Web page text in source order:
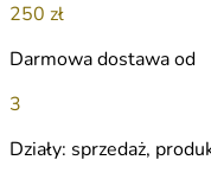
250 zł
Darmowa dostawa od
3
Działy: sprzedaż,